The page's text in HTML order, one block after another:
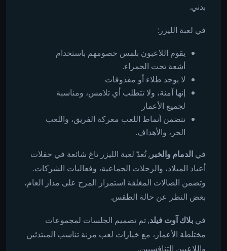
بدني.
في لعبة الليزر:
يقوم اللاعبون بلمس خصومهم باستخدام
أشعة تحت الحمراء.
لا يوجد طلاء أو مقذوفات
إنها آمنة، ولا تتطلب أي تلامس، ومناسبة
لجميع الأعمار
تتضمن أنماط اللعب معركة الفريق، واللعب
الحر، والأهداف.
في الدمام والخبر, تُعدّ لعبة الليزر تاغ شائعة في حفلات
أعياد الميلاد، والرحلات الجماعية، وفعاليات الشركات.
وتضمن الصالات المغلقة استمرار المرح على مدار العام،
بغض النظر عن حالة الطقس.
في بلاك آوت فيلد, تم تصميم الجلسات لمجموعات
مختلطة الأعمار، مع خيارات لعب مرنة تناسب المبتدئين
واللاعبين التنافسيين.